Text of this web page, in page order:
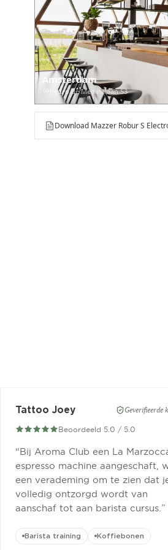
Amsterdam
Pedro de Medinalaan 53
Download Mazzer Robur S
Tattoo Joey Geverifieerde
Beoordeeld 5.0 / 5.0
“Bij Aroma Club een La
espresso machine aangeschaft,
een verademing om te zien dat
volledig ontzorgd wordt van
aanschaf tot aan barista cursus. ”
Barista training Koffiebonen